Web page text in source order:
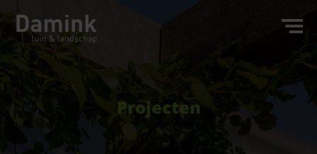
Projecten